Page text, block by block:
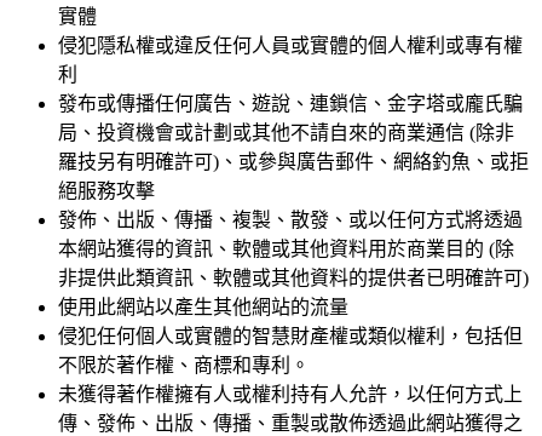
實體
侵犯隱私權或違反任何人員或實體的個人權利或專有權
利
發布或傳播任何廣告、遊說、連鎖信、金字塔或龐氏騙
局、投資機會或計劃或其他不請自來的商業通信 (除非
羅技另有明確許可)、或參與廣告郵件、網絡釣魚、或拒
絕服務攻擊
發佈、出版、傳播、複製、散發、或以任何方式將透過
本網站獲得的資訊、軟體或其他資料用於商業目的 (除
非提供此類資訊、軟體或其他資料的提供者已明確許可)
使用此網站以產生其他網站的流量
侵犯任何個人或實體的智慧財產權或類似權利，包括但
不限於著作權、商標和專利。
未獲得著作權擁有人或權利持有人允許，以任何方式上
傳、發佈、出版、傳播、重製或散佈透過此網站獲得之